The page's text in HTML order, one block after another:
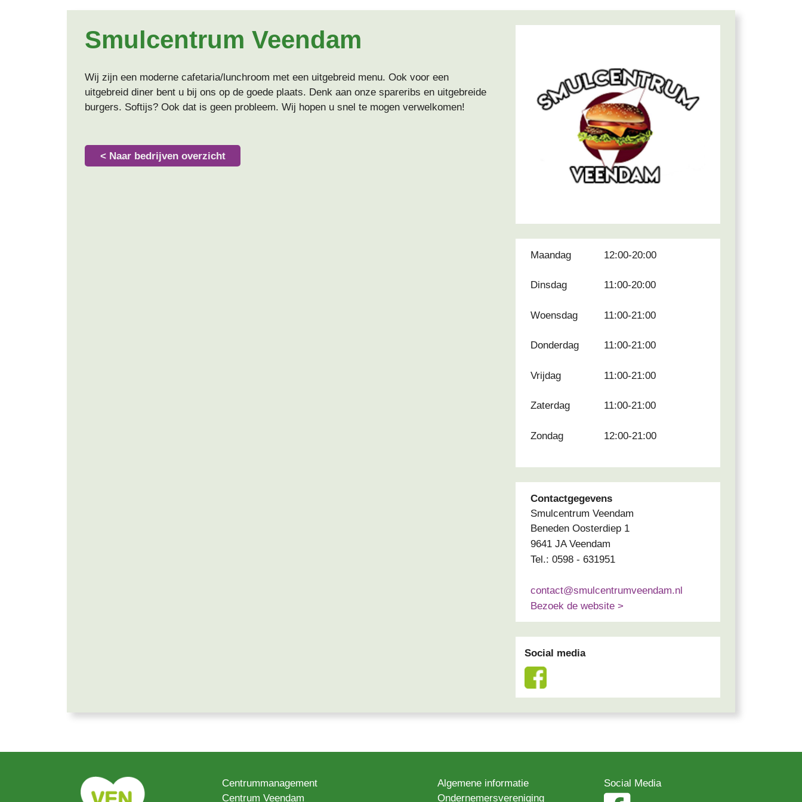
Smulcentrum Veendam
Wij zijn een moderne cafetaria/lunchroom met een uitgebreid menu. Ook voor een
uitgebreid diner bent u bij ons op de goede plaats. Denk aan onze spareribs en uitgebreide
burgers. Softijs? Ook dat is geen probleem. Wij hopen u snel te mogen verwelkomen!
< Naar bedrijven overzicht
Maandag 12:00-20:00
Dinsdag 11:00-20:00
Woensdag 11:00-21:00
Donderdag 11:00-21:00
Vrijdag 11:00-21:00
Zaterdag 11:00-21:00
Zondag 12:00-21:00
Contactgegevens
Smulcentrum Veendam
Beneden Oosterdiep 1
9641 JA Veendam
Tel.: 0598 - 631951
contact@smulcentrumveendam.nl
Bezoek de website >
Social media
Centrummanagement
Centrum Veendam
Algemene informatie
Ondernemersvereniging
Social Media